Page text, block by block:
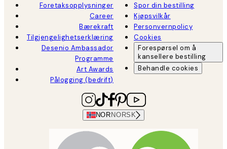
Foretaksopplysninger
Career
Bærekraft
Tilgjengelighetserklæring
Desenio Ambassador
Programme
Art Awards
Pålogging (bedrift)
Spor din bestilling
Kjøpsvilkår
Personvernpolicy
Cookies
Forespørsel om å
kansellere bestilling
Behandle cookies
NOR NORSK